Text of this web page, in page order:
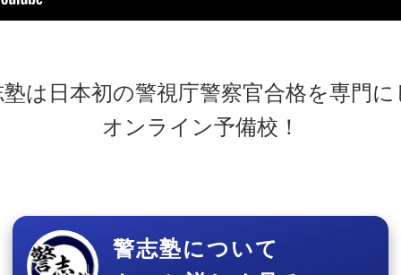
塾は日本初の警視庁警察官合格を専門に
オンライン予備校！
警志塾について